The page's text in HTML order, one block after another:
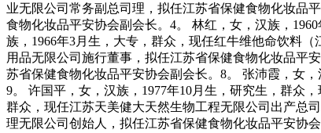
业无限公司常务副总司理，拟任江苏省保健食物化妆品
食物化妆品平安协会副会长。4。 林红，女，汉族，
族，1966年3月生，大专，群众，现任红牛维他命饮料
用品无限公司施行董事，拟任江苏省保健食物化妆品平
苏省保健食物化妆品平安协会副会长。8。 张沛霞，女
9。 许国平，女，汉族，1977年10月生，研究生，群众
群众，现任江苏天美健大天然生物工程无限公司出产总
理无限公司创始人，拟任江苏省保健食物化妆品平安协